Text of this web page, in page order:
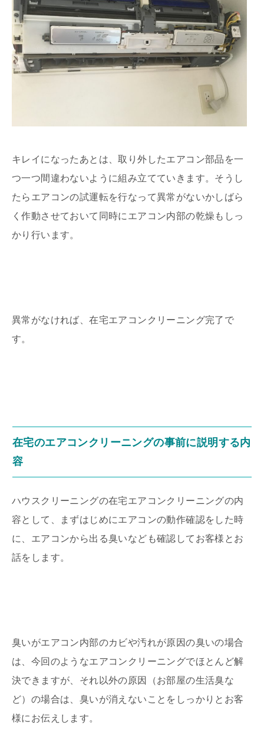
キレイになったあとは、取り外したエアコン部品を一
つ一つ間違わないように組み立てていきます。そうし
たらエアコンの試運転を行なって異常がないかしばら
く作動させておいて同時にエアコン内部の乾燥もしっ
かり行います。
異常がなければ、在宅エアコンクリーニング完了で
す。
在宅のエアコンクリーニングの事前に説明する内
容
ハウスクリーニングの在宅エアコンクリーニングの内
容として、まずはじめにエアコンの動作確認をした時
に、エアコンから出る臭いなども確認してお客様とお
話をします。
臭いがエアコン内部のカビや汚れが原因の臭いの場合
は、今回のようなエアコンクリーニングでほとんど解
決できますが、それ以外の原因（お部屋の生活臭な
ど）の場合は、臭いが消えないことをしっかりとお客
様にお伝えします。